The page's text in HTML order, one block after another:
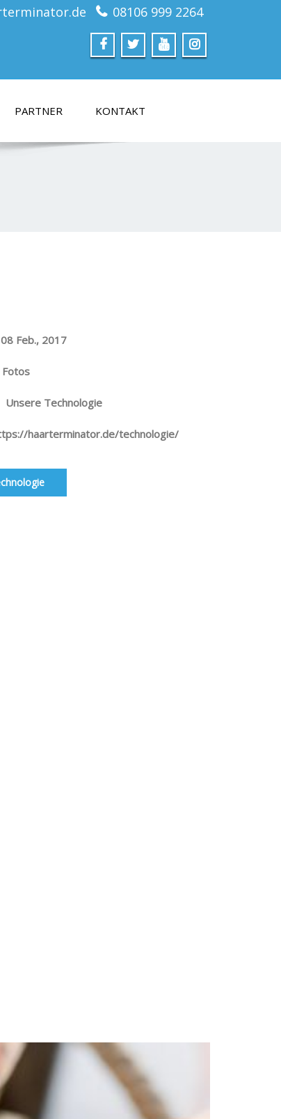
08106 999 2264
PARTNER KONTAKT
08 Feb., 2017
Fotos
Unsere Technologie
haarterminator.de/technologie/